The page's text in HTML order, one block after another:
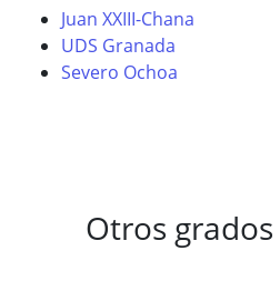
Juan XXIII-Chana
UDS Granada
Severo Ochoa
Otros